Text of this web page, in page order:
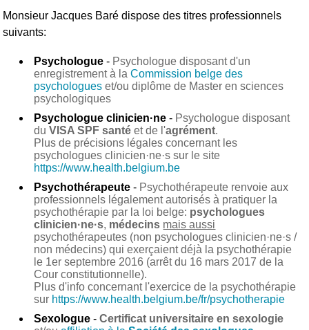
Monsieur Jacques Baré dispose des titres professionnels
suivants:
Psychologue - Psychologue disposant d'un
enregistrement à laCommission belge des
psychologues et/ou diplôme de Master en sciences
psychologiques
Psychologue clinicien·ne - Psychologue disposant
duVISA SPF santé et de l'agrément.
Plus de précisions légales concernant les
psychologues clinicien·ne·s sur le site
https://www.health.belgium.be
Psychothérapeute - Psychothérapeute renvoie aux
professionnels légalement autorisés à pratiquer la
psychothérapie par la loi belge: psychologues
clinicien·ne·s, médecins mais aussi
psychothérapeutes (non psychologues clinicien·ne·s /
non médecins) qui exerçaient déjà la psychothérapie
le 1er septembre 2016 (arrêt du 16 mars 2017 de la
Cour constitutionnelle).
Plus d'info concernant l'exercice de la psychothérapie
sur https://www.health.belgium.be/fr/psychotherapie
Sexologue -Certificat universitaire en sexologie